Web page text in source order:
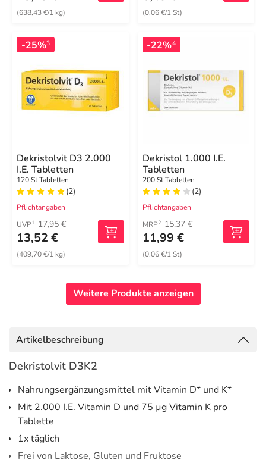
(638,43 €/1 kg) (0,06 €/1 St)
-25%3
Dekristolvit D3 2.000
I.E. Tabletten
120 St Tabletten
(2)
Pflichtangaben
UVP1 17,95 €
13,52 €
(409,70 €/1 kg)
-22%4
Dekristol 1.000 I.E.
Tabletten
200 St Tabletten
(2)
Pflichtangaben
MRP2 15,37 €
11,99 €
(0,06 €/1 St)
Weitere Produkte anzeigen
Artikelbeschreibung
Dekristolvit D3K2
Nahrungsergänzungsmittel mit Vitamin D* und K*
Mit 2.000 I.E. Vitamin D und 75 µg Vitamin K pro
Tablette
1x täglich
Frei von Laktose, Gluten und Fruktose